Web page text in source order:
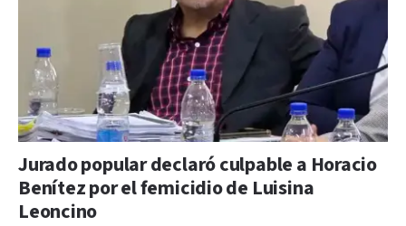
Jurado popular declaró culpable a Horacio
Benítez por el femicidio de Luisina
Leoncino